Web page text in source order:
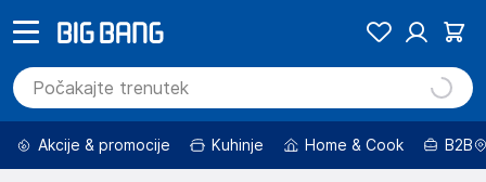
Akcije & promocije Kuhinje Home & Cook B2B